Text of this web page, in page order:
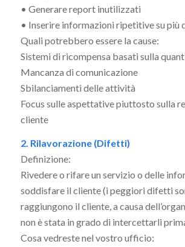
• Generare report inutilizzati
• Inserire informazioni ripetitive su più
Quali potrebbero essere la cause:
Sistemi di ricompensa basati sulla
Mancanza di comunicazione
Sbilanciamenti delle attività
Focus sulle aspettative piuttosto sulla
cliente
2. Rilavorazione (Difetti)
Definizione:
Rivedere o rifare un servizio o delle
soddisfare il cliente (i peggiori difetti
raggiungono il cliente, a causa
non è stata in grado di intercettarli
Cosa vedreste nel vostro ufficio: